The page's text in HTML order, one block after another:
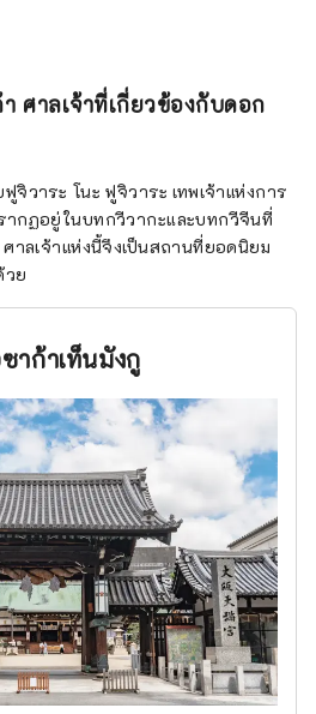
ศาลเจ้าที่เกี่ยวข้องกับดอก
จิวาระ โนะ ฟูจิวาระ เทพเจ้าแห่งการ
ากฏอยู่ในบทกวีวากะและบทกวีจีนที่
าลเจ้าแห่งนี้จึงเป็นสถานที่ยอดนิยม
ย
าก้าเท็นมังกู